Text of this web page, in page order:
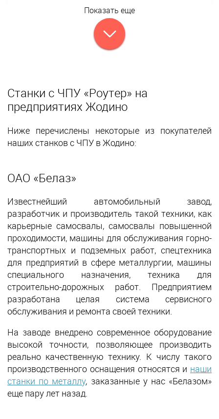
Показать еще
Станки с ЧПУ «Роутер» на
предприятиях Жодино
Ниже перечислены некоторые из покупателей
наших станков с ЧПУ в Жодино:
ОАО «Белаз»
Известнейший автомобильный завод,
разработчик и производитель такой техники, как
карьерные самосвалы, самосвалы повышенной
проходимости, машины для обслуживания горно-
транспортных и подземных работ, спецтехника
для предприятий в сфере металлургии, машины
специального назначения, техника для
строительно-дорожных работ. Предприятием
разработана целая система сервисного
обслуживания и ремонта своей техники.
На заводе внедрено современное оборудование
высокой точности, позволяющее производить
реально качественную технику. К числу такого
производственного оснащения относятся и наши
станки по металлу, заказанные у нас «Белазом»
еще пару лет назад.